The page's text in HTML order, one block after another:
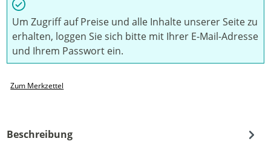
Um Zugriff auf Preise und alle Inhalte unserer Seite zu
erhalten, loggen Sie sich bitte mit Ihrer E-Mail-Adresse
und Ihrem Passwort ein.
Zum Merkzettel
Beschreibung